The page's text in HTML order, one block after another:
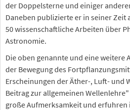
der Doppelsterne und einiger
Daneben publizierte er in seiner Zeit
50 wissenschaftliche Arbeiten über
Astronomie.
Die oben genannte und eine weitere
der Bewegung des
Erscheinungen der Äther-, Luft- und
Beitrag zur allgemeinen
große Aufmerksamkeit und